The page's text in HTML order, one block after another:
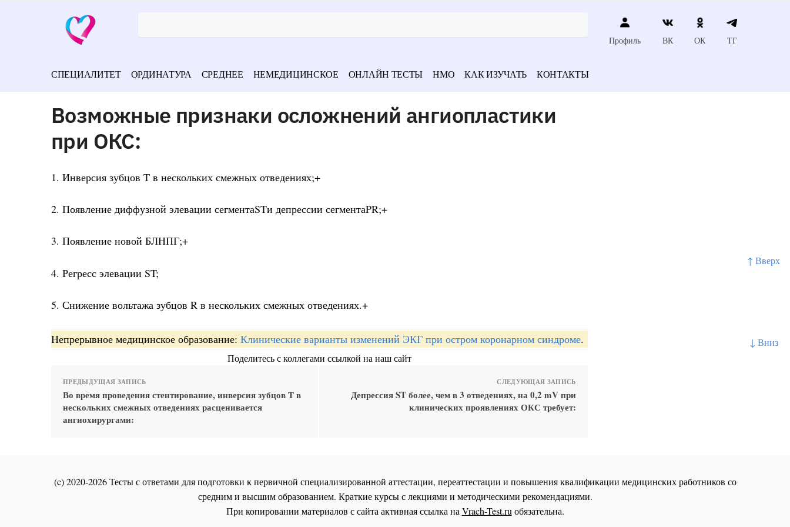
↑ Вверх
↓ Вниз
Профиль ВК ОК ТГ
СПЕЦИАЛИТЕТ ОРДИНАТУРА СРЕДНЕЕ НЕМЕДИЦИНСКОЕ ОНЛАЙН ТЕСТЫ НМО КАК ИЗУЧАТЬ КОНТАКТЫ
Возможные признаки осложнений ангиопластики
при ОКС:
1. Инверсия зубцов Т в нескольких смежных отведениях;+
2. Появление диффузной элевации сегментаSTи депрессии сегментаPR;+
3. Появление новой БЛНПГ;+
4. Регресс элевации ST;
5. Снижение вольтажа зубцов R в нескольких смежных отведениях.+
Непрерывное медицинское образование: Клинические варианты изменений ЭКГ при остром коронарном синдроме.
Поделитесь с коллегами ссылкой на наш сайт
ПРЕДЫДУЩАЯ ЗАПИСЬ
Во время проведения стентирование, инверсия зубцов Т в
нескольких смежных отведениях расценивается
ангиохирургами:
СЛЕДУЮЩАЯ ЗАПИСЬ
Депрессия ST более, чем в 3 отведениях, на 0,2 mV при
клинических проявлениях ОКС требует:
(c) 2020-2026 Тесты с ответами для подготовки к первичной специализированной аттестации, переаттестации и повышения квалификации медицинских работников со
средним и высшим образованием. Краткие курсы с лекциями и методическими рекомендациями.
При копировании материалов с сайта активная ссылка на Vrach-Test.ru обязательна.